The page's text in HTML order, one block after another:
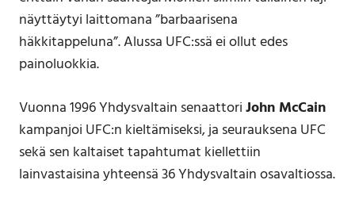
näyttäytyi laittomana ”barbaarisena
häkkitappeluna”. Alussa UFC:ssä ei ollut edes
painoluokkia.
Vuonna 1996 Yhdysvaltain senaattoriJohn McCain
kampanjoi UFC:n kieltämiseksi, ja seurauksena UFC
sekä sen kaltaiset tapahtumat kiellettiin
lainvastaisina yhteensä 36 Yhdysvaltain osavaltiossa.